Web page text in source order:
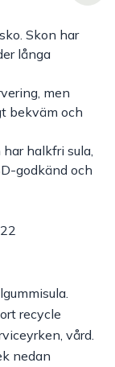
Skon har
långa
men
bekväm och
halkfri sula,
godkänd och
recycle
vård.
nedan